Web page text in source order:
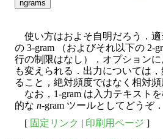
使い方はおよそ自明だろう．適
の 3-gram （およびそれ以下の 2-
行の制限はなし）．オプション
も変えられる．出力については
ること，絶対頻度ではなく相対
なお，1-gram は入力テキスト
的な n-gram ツールとしてどうぞ．
[ 固定リンク | 印刷用ページ ]